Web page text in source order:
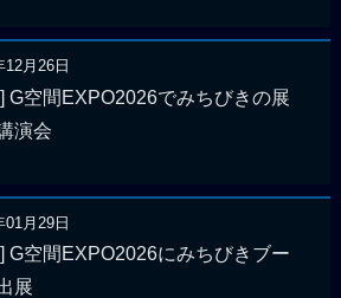
12月26日
G空間EXPO2026でみちびきの展
演会
01月29日
G空間EXPO2026にみちびきブー
展